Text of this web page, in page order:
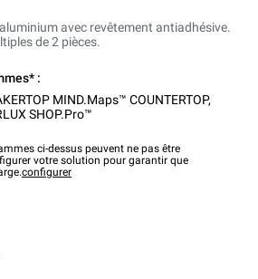
avec revêtement antiadhésive.
de 2 pièces.
:
MIND.Maps™ COUNTERTOP,
SHOP.Pro™
ci-dessus peuvent ne pas être
votre solution pour garantir que
configurer